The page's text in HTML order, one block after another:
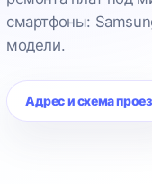
смартфоны:
модели.
Адрес и схема